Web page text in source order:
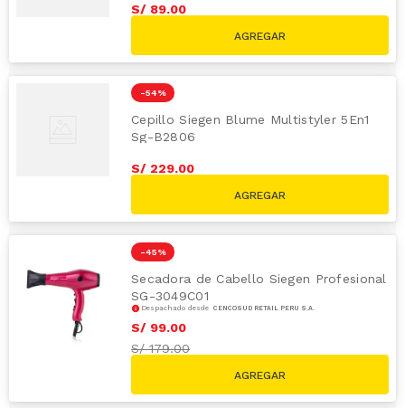
S/ 89.00
-54 %
Cepillo Siegen Blume Multistyler 5En1
Sg-B2806
S/ 229.00
-45 %
Secadora de Cabello Siegen Profesional
SG-3049C01
Despachado desde CENCOSUD RETAIL PERÚ S.A.
S/ 99.00
S/179.00